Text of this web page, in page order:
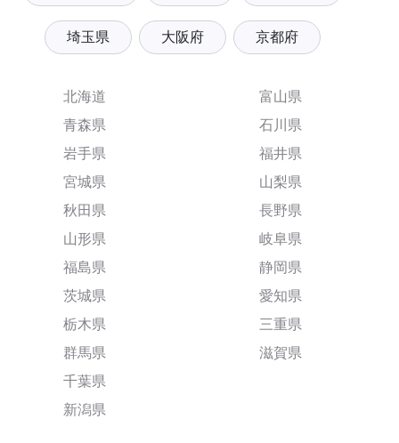
埼玉県 大阪府 京都府
北海道
青森県
岩手県
宮城県
秋田県
山形県
福島県
茨城県
栃木県
群馬県
千葉県
新潟県
富山県
石川県
福井県
山梨県
長野県
岐阜県
静岡県
愛知県
三重県
滋賀県